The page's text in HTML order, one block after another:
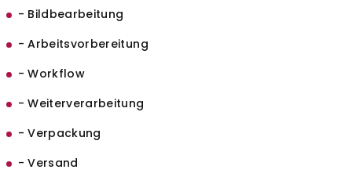
- Bildbearbeitung
- Arbeitsvorbereitung
- Workflow
- Weiterverarbeitung
- Verpackung
- Versand